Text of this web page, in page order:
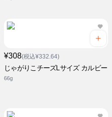
¥308(税込¥332.64)
じゃがりこチーズLサイズ カルビー
66g